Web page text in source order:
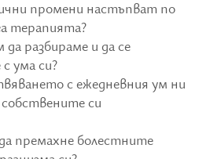
промени настъпват по
терапията?
да разбираме и да се
ума си?
с ежедневния ум ни
си
премахне болестните